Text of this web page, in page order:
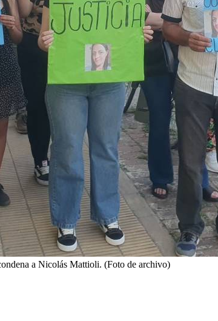
a Nicolás Mattioli. (Foto de archivo)